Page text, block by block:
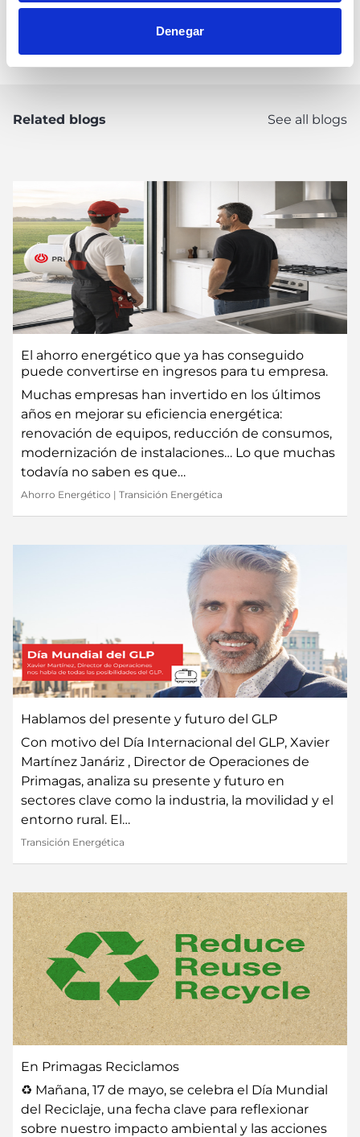
Denegar
Related blogs See all blogs
El ahorro energético que ya has conseguido
puede convertirse en ingresos para tu empresa.
Muchas empresas han invertido en los últimos
años en mejorar su eficiencia energética:
renovación de equipos, reducción de consumos,
modernización de instalaciones… Lo que muchas
todavía no saben es que…
Ahorro Energético | Transición Energética
Hablamos del presente y futuro del GLP
Con motivo del Día Internacional del GLP, Xavier
Martínez Janáriz , Director de Operaciones de
Primagas, analiza su presente y futuro en
sectores clave como la industria, la movilidad y el
entorno rural. El…
Transición Energética
En Primagas Reciclamos
♻️ Mañana, 17 de mayo, se celebra el Día Mundial
del Reciclaje, una fecha clave para reflexionar
sobre nuestro impacto ambiental y las acciones